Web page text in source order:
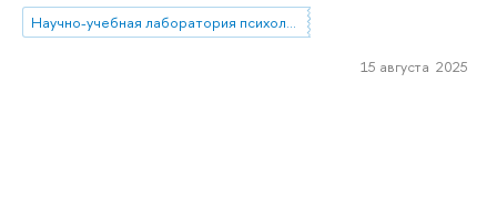
Научно-учебная лаборатория психологии социального неравенства
15 августа 2025